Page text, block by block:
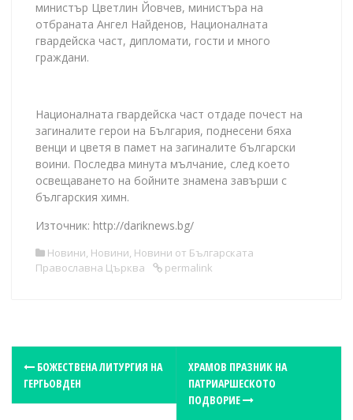
министър Цветлин Йовчев, министъра на
отбраната Ангел Найденов, Националната
гвардейска част, дипломати, гости и много
граждани.
Националната гвардейска част отдаде почест на
загиналите герои на България, поднесени бяха
венци и цветя в памет на загиналите български
воини. Последва минута мълчание, след което
освещаването на бойните знамена завърши с
българския химн.
Източник: http://dariknews.bg/
Новини, Новини, Новини от Българската
Православна Църква
permalink
БОЖЕСТВЕНА ЛИТУРГИЯ НА
ГЕРГЬОВДЕН
ХРАМОВ ПРАЗНИК НА
ПАТРИАРШЕСКОТО
ПОДВОРИЕ